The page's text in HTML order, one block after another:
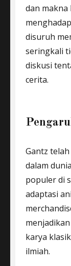
dan
disuruh
seringkali
diskusi
cerita.
Gantz
dalam
populer di
adaptasi
karya
ilmiah.